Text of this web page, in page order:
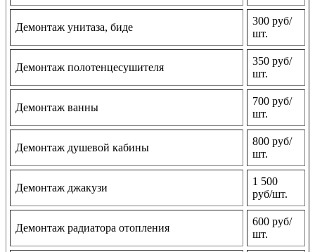
Демонтаж унитаза, биде
300 руб/
шт.
Демонтаж полотенцесушителя
350 руб/
шт.
Демонтаж ванны
700 руб/
шт.
Демонтаж душевой кабины
800 руб/
шт.
Демонтаж джакузи
1 500
руб/шт.
Демонтаж радиатора отопления
600 руб/
шт.